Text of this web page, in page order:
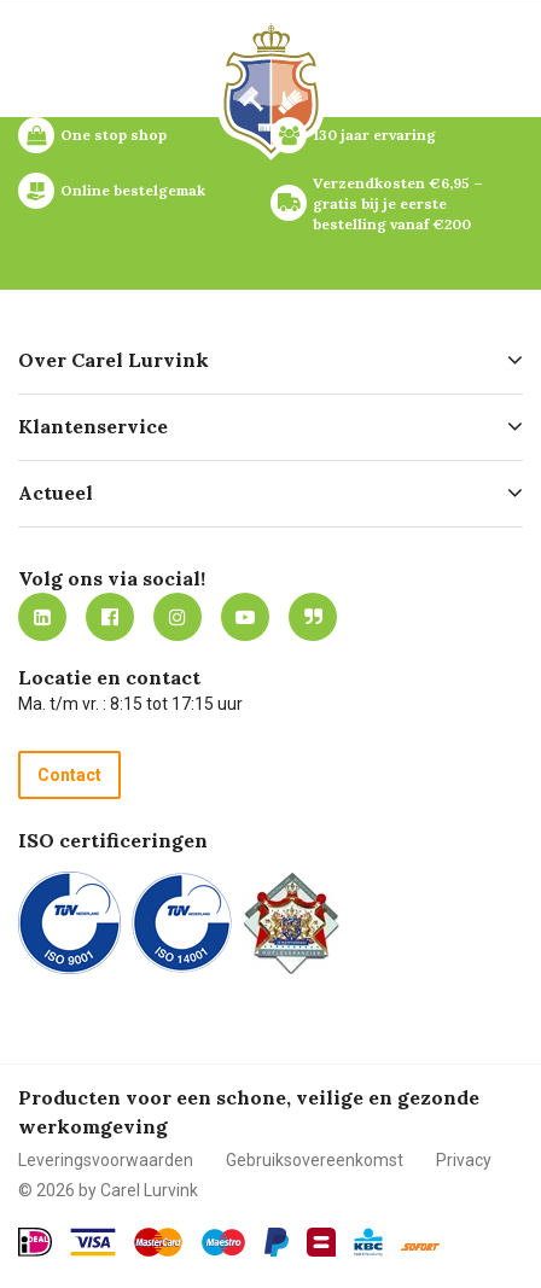
One stop shop 130 jaar ervaring
Online bestelgemak
Verzendkosten €6,95 –
gratis bij je eerste
bestelling vanaf €200
Over Carel Lurvink
Geschiedenis
Missie
Werken bij Carel Lurvink
MVO
Klantenservice
Bezorgen
Mijn Carel Lurvink
Mijn Carel Lurvink instructievideo's
Carel Lurvink App
Hulp op afstand
Technische dienst
Recycle programma
Betalen
Actueel
Innovation LAB
Tevreden klanten
Carel Lurvink Blog
Carel de podcast
Volg ons via social!
Locatie en contact
Ma. t/m vr. : 8:15 tot 17:15 uur
Contact
ISO certificeringen
Producten voor een schone, veilige en gezonde
werkomgeving
Leveringsvoorwaarden Gebruiksovereenkomst
Privacy
© 2026 by Carel Lurvink